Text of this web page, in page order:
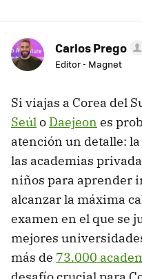
Carlos Prego
Editor - Magnet
Si viajas a Corea del
Seúlo Daejeon es
atención un detalle:
las academias
niños para aprender
alcanzar la máxima
examen en el que se
mejores
más de 73.000